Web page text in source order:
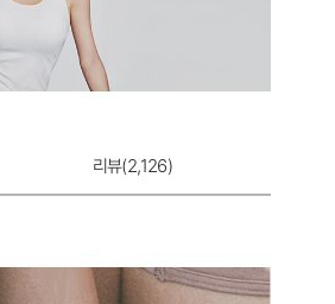
리뷰(2,126)